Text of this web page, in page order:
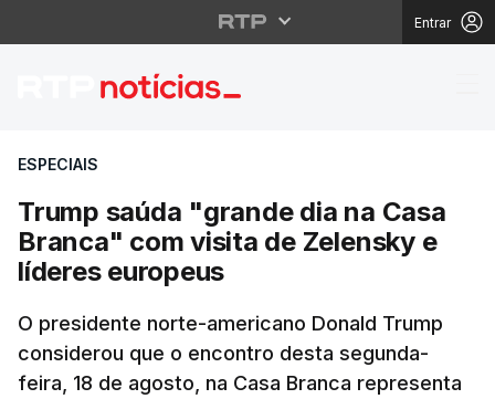
Entrar
Trump saúda
ESPECIAIS
Trump saúda "grande dia na Casa
Branca" com visita de Zelensky e
líderes europeus
O presidente norte-americano Donald Trump
considerou que o encontro desta segunda-
feira, 18 de agosto, na Casa Branca representa